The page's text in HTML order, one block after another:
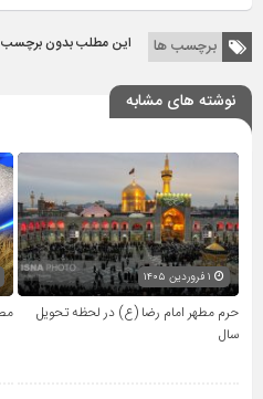
برچسب ها این مطلب بدون برچسب
نوشته های مشابه
حرم مطهر امام رضا (ع) در لحظه تحویل
سال